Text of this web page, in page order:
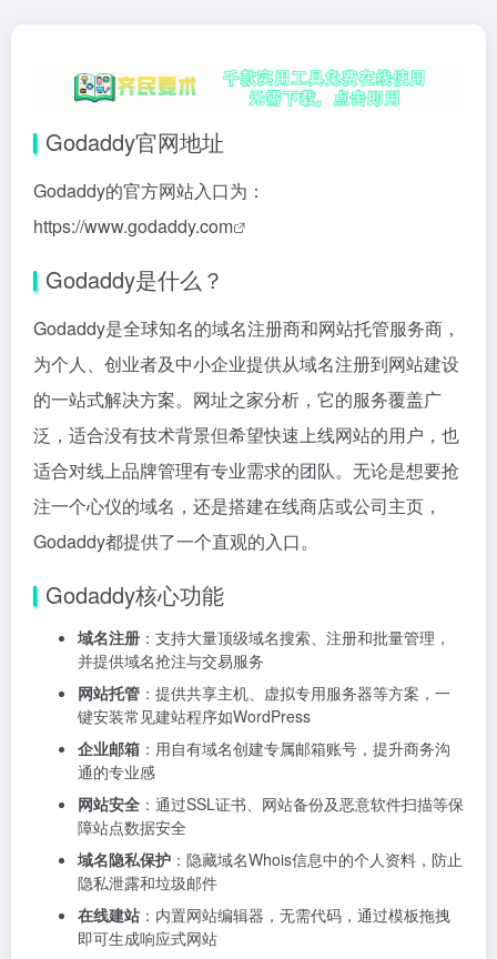
Godaddy官网地址
Godaddy的官方网站入口为：
https://www.godaddy.com
Godaddy是什么？
Godaddy是全球知名的域名注册商和网站托管服务商，
为个人、创业者及中小企业提供从域名注册到网站建设
的一站式解决方案。网址之家分析，它的服务覆盖广
泛，适合没有技术背景但希望快速上线网站的用户，也
适合对线上品牌管理有专业需求的团队。无论是想要抢
注一个心仪的域名，还是搭建在线商店或公司主页，
Godaddy都提供了一个直观的入口。
Godaddy核心功能
域名注册 ：支持大量顶级域名搜索、注册和批量管理，
并提供域名抢注与交易服务
网站托管 ：提供共享主机、虚拟专用服务器等方案，一
键安装常见建站程序如WordPress
企业邮箱 ：用自有域名创建专属邮箱账号，提升商务沟
通的专业感
网站安全 ：通过SSL证书、网站备份及恶意软件扫描等保
障站点数据安全
域名隐私保护 ：隐藏域名Whois信息中的个人资料，防止
隐私泄露和垃圾邮件
在线建站 ：内置网站编辑器，无需代码，通过模板拖拽
即可生成响应式网站